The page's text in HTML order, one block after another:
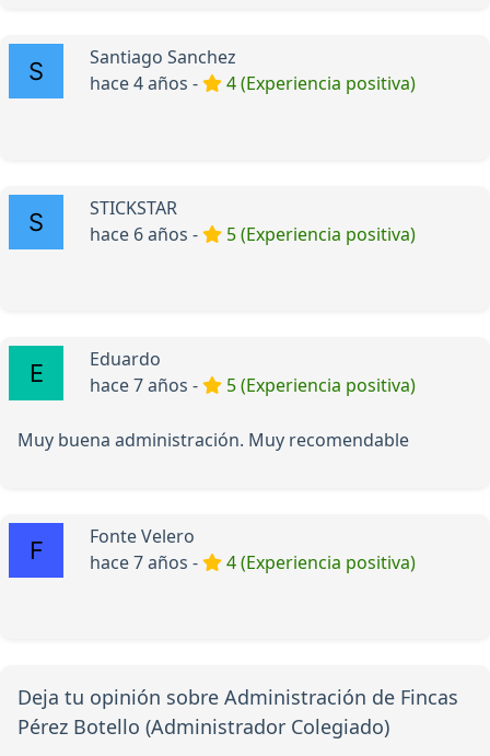
Santiago Sanchez
hace 4 años -
4 (Experiencia positiva)
STICKSTAR
hace 6 años -
5 (Experiencia positiva)
Eduardo
hace 7 años -
5 (Experiencia positiva)
Muy buena administración. Muy recomendable
Fonte Velero
hace 7 años -
4 (Experiencia positiva)
Deja tu opinión sobre Administración de Fincas
Pérez Botello (Administrador Colegiado)